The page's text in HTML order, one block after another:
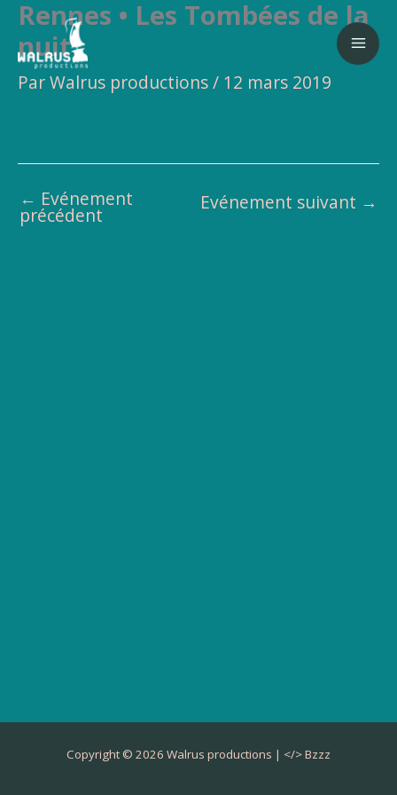
Aller
contenu
Rennes • Les Tombées de la
nuit
ParWalrus productions/ 12 mars 2019
← Evénement
précédent
Evénement suivant →
Copyright © 2026 Walrus productions | </>Bzzz